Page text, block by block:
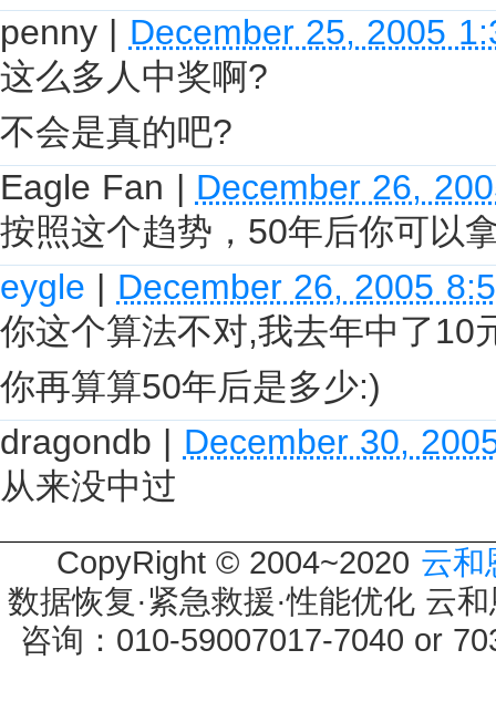
penny | December 25, 2005
这么多人中奖啊?
不会是真的吧?
Eagle Fan | December 26,
按照这个趋势，50年后你可以
eygle | December 26, 2005
你这个算法不对,我去年中了10
你再算算50年后是多少:)
dragondb | December 30,
从来没中过
CopyRight © 2004~2020 云和
数据恢复·紧急救援·性能优化 云
咨询：010-59007017-7040 or